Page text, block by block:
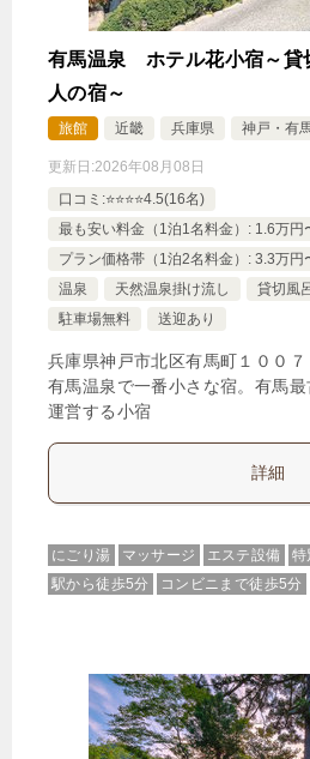
有馬温泉 ホテル花小宿～貸
人の宿～
旅館 近畿 兵庫県 神戸・有
更新日:2026年08月08日
口コミ:⭐️⭐️⭐️⭐️4.5(16名)
最も安い料金（1泊1名料金）: 1.6万円
プラン価格帯（1泊2名料金）: 3.3万円
温泉
天然温泉掛け流し 貸切風
駐車場無料
送迎あり
兵庫県神戸市北区有馬町１００７
有馬温泉で一番小さな宿。有馬
運営する小宿
詳細
にごり湯 マッサージ エステ設備
特
駅から徒歩5分
コンビニまで徒歩5分